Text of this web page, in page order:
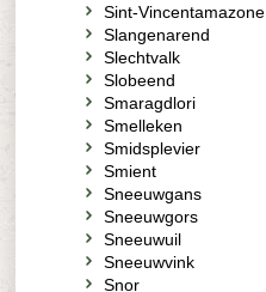
Sint-Vincentamazone
Slangenarend
Slechtvalk
Slobeend
Smaragdlori
Smelleken
Smidsplevier
Smient
Sneeuwgans
Sneeuwgors
Sneeuwuil
Sneeuwvink
Snor